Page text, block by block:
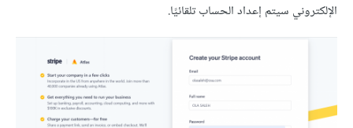
الإلكتروني سيتم إعداد الحساب تلقائيًا.